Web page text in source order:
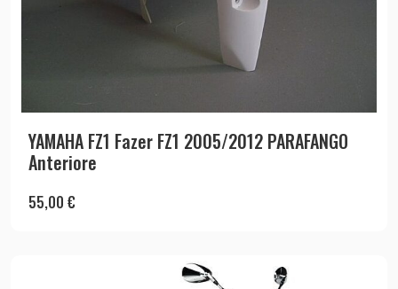
YAMAHA FZ1 Fazer FZ1 2005/2012 PARAFANGO
Anteriore
55,00 €